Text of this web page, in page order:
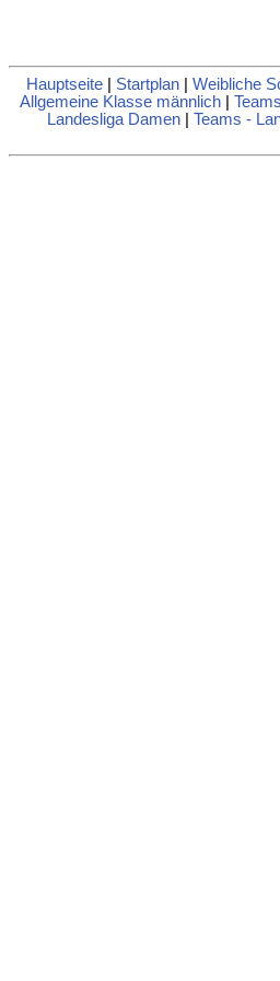
Hauptseite| Startplan| Weibliche
Allgemeine Klasse männlich|
Landesliga Damen| Teams -